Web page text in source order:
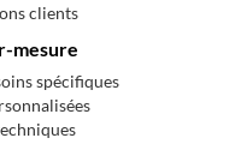
clients
mesure
spécifiques